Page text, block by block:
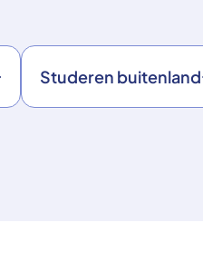
Studeren buitenland